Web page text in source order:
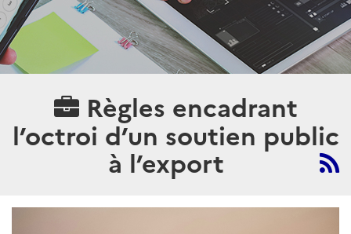
Règles encadrant
l’octroi d’un soutien public
à l’export